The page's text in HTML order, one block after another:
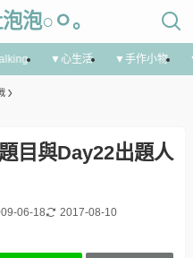
泡○ㅇ｡
▼心生活 ▼手作小物
目與Day22出題人
06-18 2017-08-10